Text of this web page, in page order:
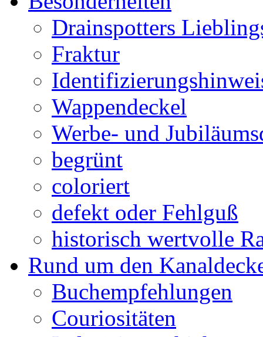
Drainspotters
Fraktur
Wappendeckel
Werbe- und
begrünt
coloriert
defekt oder Fehlguß
historisch wertvolle
Rund um den
Buchempfehlungen
Couriositäten